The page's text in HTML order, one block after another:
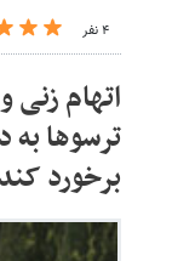
۴ نفر
اتهام
ترسوها به
برخورد کند